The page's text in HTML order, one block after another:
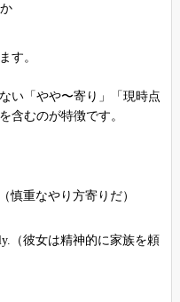
す。
い「やや〜寄り」「現時点
含むのが特徴です。
慎重なやり方寄りだ）
（彼女は精神的に家族を頼